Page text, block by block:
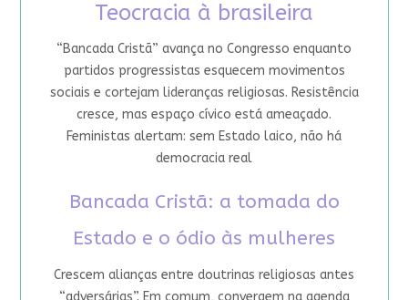
Teocracia à brasileira
“Bancada Cristã” avança no Congresso enquanto
partidos progressistas esquecem movimentos
sociais e cortejam lideranças religiosas. Resistência
cresce, mas espaço cívico está ameaçado.
Feministas alertam: sem Estado laico, não há
democracia real
Bancada Cristã: a tomada do
Estado e o ódio às mulheres
Crescem alianças entre doutrinas religiosas antes